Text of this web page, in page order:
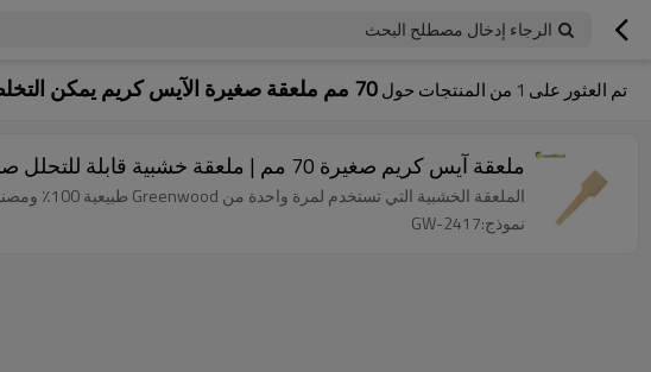
الرجاء إدخال مصطلح البحث
تم العثور على 1 من المنتجات حول70 مم ملعقة صغيرة الآيس كريم يمكن التخلص منها
ملعقة آيس كريم صغيرة 70 مم | ملعقة خشبية قابلة للتحلل صديقة للبيئة بالجملة
الملعقة الخشبية التي تستخدم لمرة واحدة من Greenwood طبيعية 100٪ ومصنوعة من خشب البتولا ، وهي قابلة للتحلل البيولوجي وصديقة للبيئة.
نموذج:GW-2417